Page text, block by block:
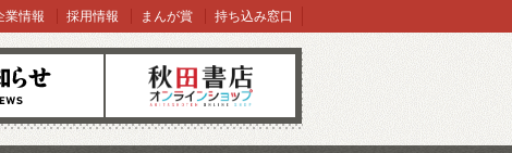
オンラインショップ
業情報 採用情報 まんが賞 持ち込み窓口